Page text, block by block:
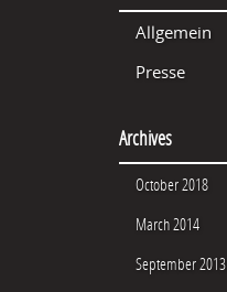
Allgemein
Presse
Archives
October 2018
March 2014
September 2013